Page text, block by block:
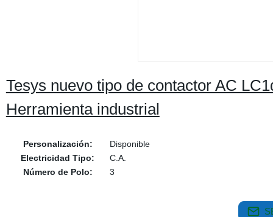
Tesys nuevo tipo de contactor AC
Herramienta industrial
Personalización:
Disponible
Electricidad Tipo:
C.A.
Número de Polo:
3